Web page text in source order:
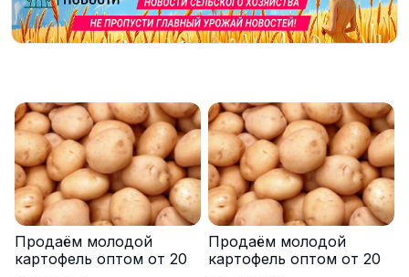
Продаём молодой
картофель оптом от 20
Продаём молодой
картофель оптом от 20